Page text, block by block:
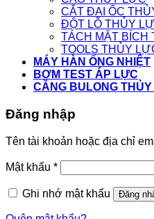
CẮT ĐAI ỐC
ĐỘT LỖ THỦY
TÁCH MẶT BÍCH
TOOLS THỦY
MÁY HÀN ỐNG NHIỆT
BƠM TEST ÁP LỰC
CĂNG BULONG
Đăng nhập
Tên tài khoản hoặc địa chỉ
Mật khẩu *
Ghi nhớ mật khẩu Đăng